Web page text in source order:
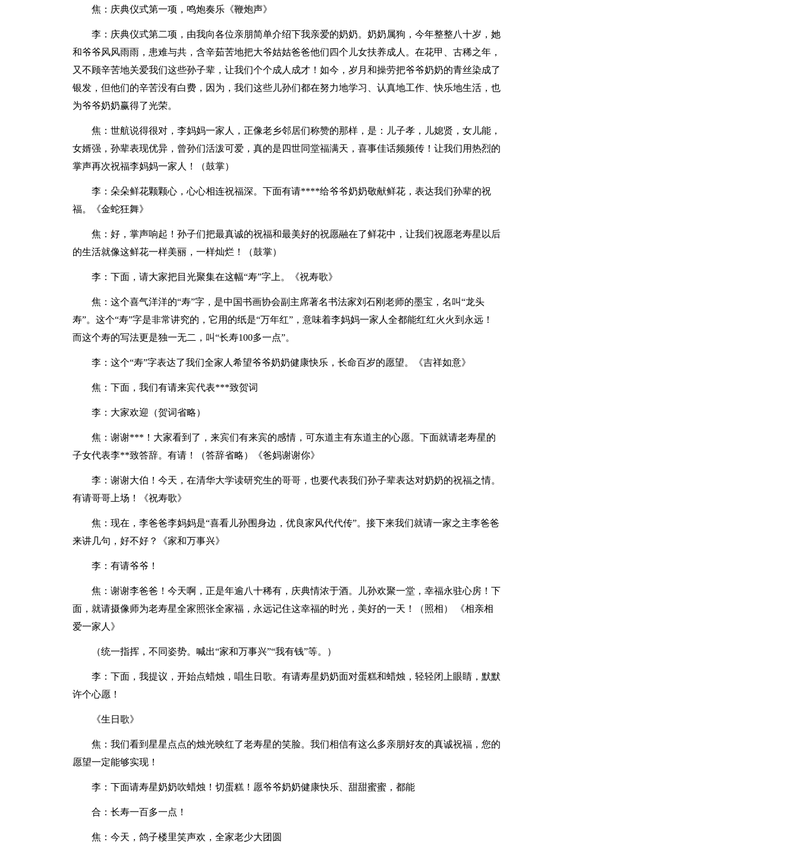
焦：庆典仪式第一项，鸣炮奏乐《鞭炮声》
李：庆典仪式第二项，由我向各位亲朋简单介绍下我亲爱的奶奶。奶奶属狗，今年整整八十岁，她
和爷爷风风雨雨，患难与共，含辛茹苦地把大爷姑姑爸爸他们四个儿女扶养成人。在花甲、古稀之年，
又不顾辛苦地关爱我们这些孙子辈，让我们个个成人成才！如今，岁月和操劳把爷爷奶奶的青丝染成了
银发，但他们的辛苦没有白费，因为，我们这些儿孙们都在努力地学习、认真地工作、快乐地生活，也
为爷爷奶奶赢得了光荣。
焦：世航说得很对，李妈妈一家人，正像老乡邻居们称赞的那样，是：儿子孝，儿媳贤，女儿能，
女婿强，孙辈表现优异，曾孙们活泼可爱，真的是四世同堂福满天，喜事佳话频频传！让我们用热烈的
掌声再次祝福李妈妈一家人！（鼓掌）
李：朵朵鲜花颗颗心，心心相连祝福深。下面有请****给爷爷奶奶敬献鲜花，表达我们孙辈的祝
福。《金蛇狂舞》
焦：好，掌声响起！孙子们把最真诚的祝福和最美好的祝愿融在了鲜花中，让我们祝愿老寿星以后
的生活就像这鲜花一样美丽，一样灿烂！（鼓掌）
李：下面，请大家把目光聚集在这幅“寿”字上。《祝寿歌》
焦：这个喜气洋洋的“寿”字，是中国书画协会副主席著名书法家刘石刚老师的墨宝，名叫“龙头
寿”。这个“寿”字是非常讲究的，它用的纸是“万年红”，意味着李妈妈一家人全都能红红火火到永远！
而这个寿的写法更是独一无二，叫“长寿100多一点”。
李：这个“寿”字表达了我们全家人希望爷爷奶奶健康快乐，长命百岁的愿望。《吉祥如意》
焦：下面，我们有请来宾代表***致贺词
李：大家欢迎（贺词省略）
焦：谢谢***！大家看到了，来宾们有来宾的感情，可东道主有东道主的心愿。下面就请老寿星的
子女代表李**致答辞。有请！（答辞省略）《爸妈谢谢你》
李：谢谢大伯！今天，在清华大学读研究生的哥哥，也要代表我们孙子辈表达对奶奶的祝福之情。
有请哥哥上场！《祝寿歌》
焦：现在，李爸爸李妈妈是“喜看儿孙围身边，优良家风代代传”。接下来我们就请一家之主李爸爸
来讲几句，好不好？《家和万事兴》
李：有请爷爷！
焦：谢谢李爸爸！今天啊，正是年逾八十稀有，庆典情浓于酒。儿孙欢聚一堂，幸福永驻心房！下
面，就请摄像师为老寿星全家照张全家福，永远记住这幸福的时光，美好的一天！（照相） 《相亲相
爱一家人》
（统一指挥，不同姿势。喊出“家和万事兴”“我有钱”等。）
李：下面，我提议，开始点蜡烛，唱生日歌。有请寿星奶奶面对蛋糕和蜡烛，轻轻闭上眼睛，默默
许个心愿！
《生日歌》
焦：我们看到星星点点的烛光映红了老寿星的笑脸。我们相信有这么多亲朋好友的真诚祝福，您的
愿望一定能够实现！
李：下面请寿星奶奶吹蜡烛！切蛋糕！愿爷爷奶奶健康快乐、甜甜蜜蜜，都能
合：长寿一百多一点！
焦：今天，鸽子楼里笑声欢，全家老少大团圆